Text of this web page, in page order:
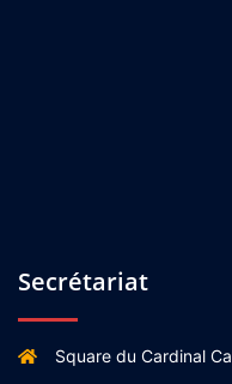
Secrétariat
Square du Cardinal